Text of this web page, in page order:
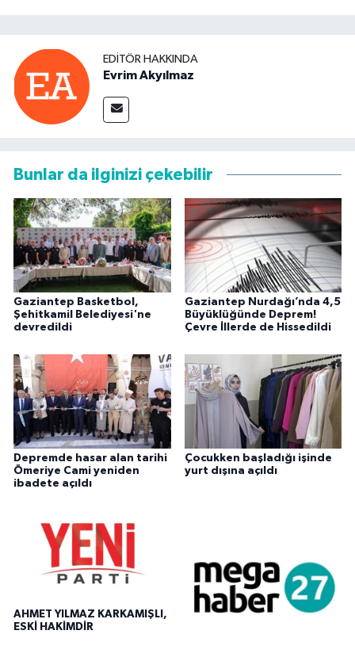
EDITÖR HAKKINDA
Evrim Akyılmaz
Bunlar da ilginizi çekebilir
Gaziantep Basketbol,
Şehitkamil Belediyesi'ne
devredildi
Gaziantep Nurdağı’nda 4,5
Büyüklüğünde Deprem!
Çevre İllerde de Hissedildi
Depremde hasar alan tarihi
Ömeriye Cami yeniden
ibadete açıldı
Çocukken başladığı işinde
yurt dışına açıldı
AHMET YILMAZ KARKAMIŞLI,
ESKİ HAKİMDİR